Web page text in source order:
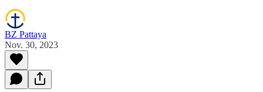
BZ Pattaya
Nov. 30, 2023